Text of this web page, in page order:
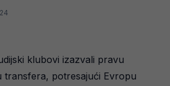
klubovi izazvali pravu
transfera, potresajući Evropu